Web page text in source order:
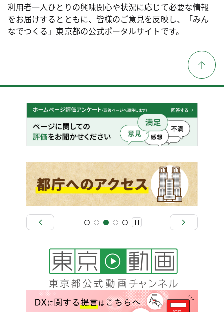
利用者一人ひとりの興味関心や状況に応じて必要な情報
をお届けするとともに、皆様のご意見を反映し、「みん
なでつくる」東京都の公式ポータルサイトです。